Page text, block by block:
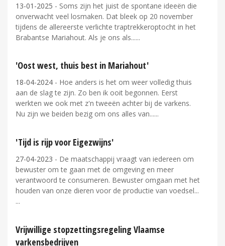
13-01-2025 - Soms zijn het juist de spontane ideeën die
onverwacht veel losmaken. Dat bleek op 20 november
tijdens de allereerste verlichte traptrekkeroptocht in het
Brabantse Mariahout. Als je ons als...
'Oost west, thuis best in Mariahout'
18-04-2024 - Hoe anders is het om weer volledig thuis
aan de slag te zijn. Zo ben ik ooit begonnen. Eerst
werkten we ook met z'n tweeën achter bij de varkens.
Nu zijn we beiden bezig om ons alles van...
'Tijd is rijp voor Eigezwijns'
27-04-2023 - De maatschappij vraagt van iedereen om
bewuster om te gaan met de omgeving en meer
verantwoord te consumeren. Bewuster omgaan met het
houden van onze dieren voor de productie van voedsel...
Vrijwillige stopzettingsregeling Vlaamse
varkensbedrijven